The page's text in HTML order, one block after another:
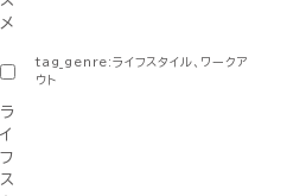
メ
tag_genre:ライフスタイル、ワークア
ウト
ラ
イ
フ
ス